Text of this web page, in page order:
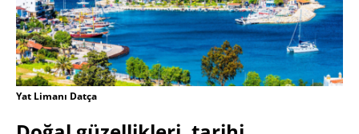
Yat Limanı Datça